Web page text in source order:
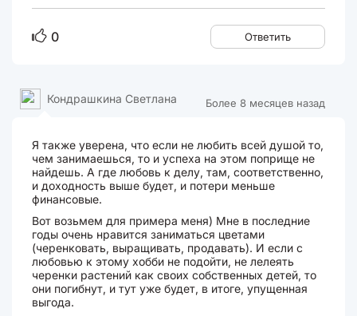
0 Ответить
Более 8 месяцев назад
Кондрашкина Светлана
Я также уверена, что если не любить всей душой то,
чем занимаешься, то и успеха на этом поприще не
найдешь. А где любовь к делу, там, соответственно,
и доходность выше будет, и потери меньше
финансовые.
Вот возьмем для примера меня) Мне в последние
годы очень нравится заниматься цветами
(черенковать, выращивать, продавать). И если с
любовью к этому хобби не подойти, не лелеять
черенки растений как своих собственных детей, то
они погибнут, и тут уже будет, в итоге, упущенная
выгода.